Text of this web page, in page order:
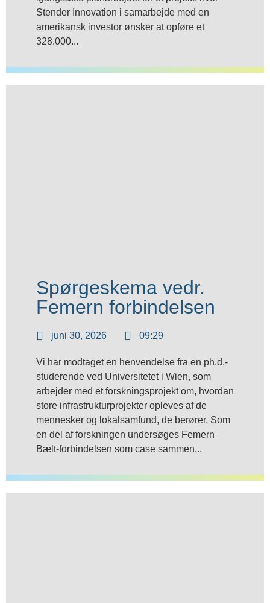
Stender Innovation i samarbejde med en
amerikansk investor ønsker at opføre et
328.000...
Spørgeskema vedr.
Femern forbindelsen
juni 30, 2026 09:29
Vi har modtaget en henvendelse fra en ph.d.-
studerende ved Universitetet i Wien, som
arbejder med et forskningsprojekt om, hvordan
store infrastrukturprojekter opleves af de
mennesker og lokalsamfund, de berører. Som
en del af forskningen undersøges Femern
Bælt-forbindelsen som case sammen...